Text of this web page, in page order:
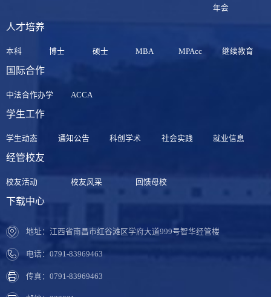
年会
人才培养
本科 博士 硕士 MBA MPAcc 继续教育
国际合作
中法合作办学 ACCA
学生工作
学生动态 通知公告 科创学术 社会实践 就业信息
经管校友
校友活动 校友风采 回馈母校
下载中心
地址：江西省南昌市红谷滩区学府大道999号智华经管楼
电话：0791-83969463
传真：0791-83969463